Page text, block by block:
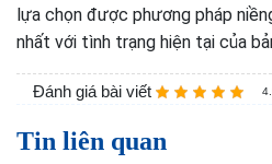
lựa chọn được phương pháp
nhất với tình trạng hiện tại của
Đánh giá bài viết
Tin liên quan